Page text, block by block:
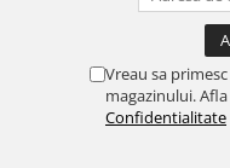
Vreau sa
magazinului.
Confidentialitate